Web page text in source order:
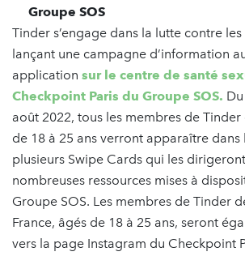
Groupe SOS
Tinder s’engage dans la lutte contre
lançant une campagne d’information
application sur le centre de santé
Checkpoint Paris du Groupe SOS.
août 2022, tous les membres de Tinder
de 18 à 25 ans verront apparaître dans
plusieurs Swipe Cards qui les
nombreuses ressources mises à
Groupe SOS. Les membres de Tinder
France, âgés de 18 à 25 ans, seront
vers la page Instagram du Checkpoint